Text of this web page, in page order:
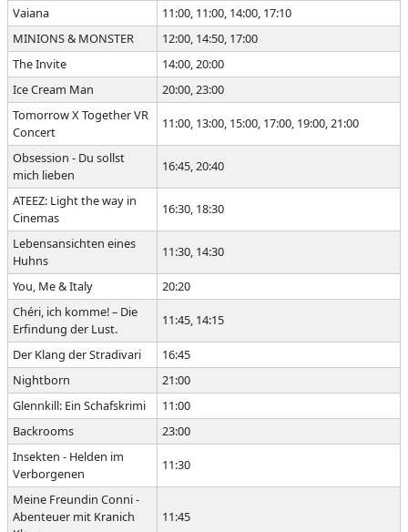
Vaiana
11:00, 11:00, 14:00, 17:10
MINIONS & MONSTER
12:00, 14:50, 17:00
The Invite
14:00, 20:00
Ice Cream Man
20:00, 23:00
Tomorrow X Together VR
Concert
11:00, 13:00, 15:00, 17:00, 19:00, 21:00
Obsession - Du sollst
mich lieben
16:45, 20:40
ATEEZ: Light the way in
Cinemas
16:30, 18:30
Lebensansichten eines
Huhns
11:30, 14:30
You, Me & Italy
20:20
Chéri, ich komme! – Die
Erfindung der Lust.
11:45, 14:15
Der Klang der Stradivari
16:45
Nightborn
21:00
Glennkill: Ein Schafskrimi
11:00
Backrooms
23:00
Insekten - Helden im
Verborgenen
11:30
Meine Freundin Conni -
Abenteuer mit Kranich
11:45